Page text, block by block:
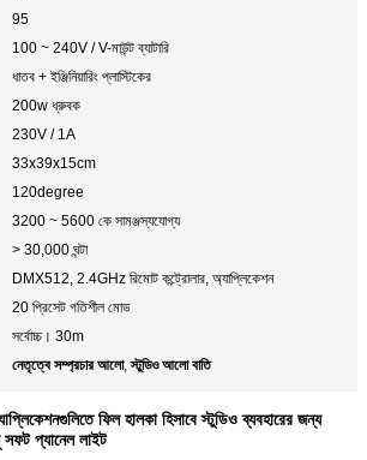
95
100 ~ 240V / V-মাউন্ট ব্যাটারি
ধাতব + ইঞ্জিনিয়ারিং প্লাস্টিকের
200w ধ্রুবক
230V / 1A
33x39x15cm
120degree
3200 ~ 5600 কে সামঞ্জস্যযোগ্য
> 30,000 ঘন্টা
DMX512, 2.4GHz রিমোট কন্ট্রোলার, অ্যাপ্লিকেশন
20 প্রিসেট গতিশীল মোড
সর্বোচ্চ। 30m
নেতৃত্বে সম্প্রচার আলো,স্টুডিও আলো বাতি
ফিল হালকা হিসাবে স্টুডিও ব্যবহারের জন্য
প্যানেল লাইট